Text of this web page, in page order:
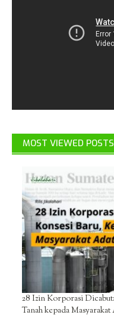
MOST VIEWED POSTS
28 Izin Korporasi
Tanah kepada